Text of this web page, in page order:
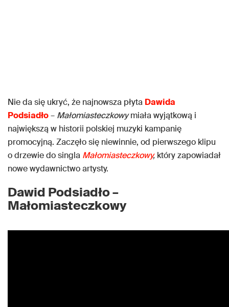
Nie da się ukryć, że najnowsza płyta Dawida
Podsiadło– Małomiasteczkowymiała wyjątkową i
największą w historii polskiej muzyki kampanię
promocyjną. Zaczęło się niewinnie, od pierwszego klipu
o drzewie do singla Małomiasteczkowy, który zapowiadał
nowe wydawnictwo artysty.
Dawid Podsiadło –
Małomiasteczkowy